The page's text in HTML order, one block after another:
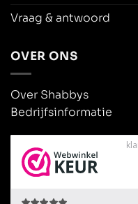
Vraag & antwoord
OVER ONS
Over Shabbys
Bedrijfsinformatie